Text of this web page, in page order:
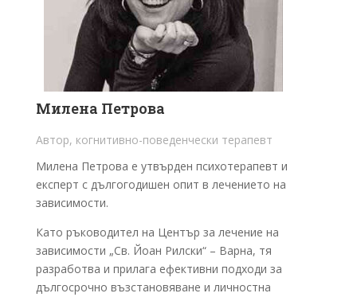
Милена Петрова
Автор, когнитивно-поведенчески терапевт
Милена Петрова е утвърден психотерапевт и
експерт с дългогодишен опит в лечението на
зависимости.
Като ръководител на Център за лечение на
зависимости „Св. Йоан Рилски“ – Варна, тя
разработва и прилага ефективни подходи за
дългосрочно възстановяване и личностна